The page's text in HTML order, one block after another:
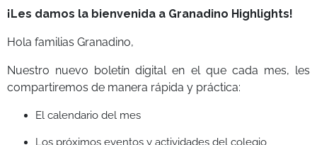
¡Les damos la bienvenida a Granadino Highlights!
Hola familias Granadino,
Nuestro nuevo boletín digital en el que cada mes, les
compartiremos de manera rápida y práctica:
El calendario del mes
Los próximos eventos y actividades del colegio